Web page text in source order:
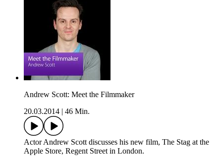
Andrew Scott: Meet the Filmmaker
20.03.2014
46 Min.
Actor Andrew Scott discusses his new film, The Stag at the
Apple Store, Regent Street in London.